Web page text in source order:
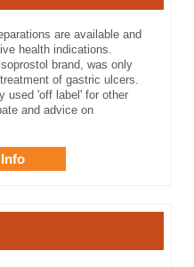
are available and
health indications.
brand, was only
of gastric ulcers.
used 'off label' for other
and advice on